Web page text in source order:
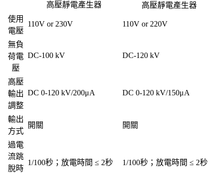
高壓靜電產生器
高壓靜電產生器
使用
電壓
110V or 230V 110V or 220V
無負
荷電
壓
DC-100 kV DC-120 kV
高壓
輸出
調整
DC 0-120 kV/200μA DC 0-120 kV/150μA
輸出
方式
開關 開關
過電
流跳
脫時
1/100秒；放電時間 ≤ 2秒 1/100秒；放電時間 ≤ 2秒